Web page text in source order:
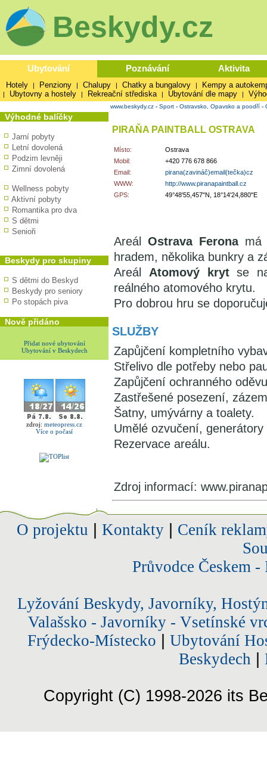
Beskydy.cz
Ubytování Poznávání Aktivita
Hotely | Penziony | Chalupy | Chatky a bungalovy | Kempy a
| Ubytovny a hostely | Rekreační střediska | Ubytování dle mapy |
Výhodné balíčky
Jarní pobyty
Letní dovolená
Podzim levněji
Zimní dovolená
Wellness pobyty
Aktivní pobyty
Romantika pro dva
S dětmi
Senioři
Beskydy pro skupiny
S dětmi do Beskyd
Beskydy pro seniory
Po stopách piva
Nově přidáno
Přidat nové ubytování
Ubytování v Beskydech
zdroj: meteopress.cz
Více o počasí
www.beskydy.cz - Sport - Ostravsko, Opavsko a poodří -
PIRAŇA PAINTBALL OSTRAVA
Místo:
Ostrava
Mobil:
+420 776 678 866
Email:
pirana(zavináč)email(tečka)cz
WWW:
http://www.piranapaintball.cz
GPS:
49°48'55,457"N, 18°14'24,880"E
Areál Ostrava Feronamá
hradem, několika bunkry a
Areál Atomový krytse
reálného atomového krytu.
Pro dobrou hru se
SLUŽBY
Zapůjčení kompletního
Střelivo dle potřeby nebo
Zapůjčení ochranného
Zastřešené posezení,
Šatny, umývárny a toalety.
Umělé ozvučení,
Rezervace areálu.
Zdroj informací:
O projektu Kontakty| Ceník
Průvodce Českem
Lyžování Beskydy, Javorníky,
Valašsko - Javorníky - Vsetínské
Frýdecko-Místecko
Ubytování
Beskydech
Copyright (C) 1998-2026 its